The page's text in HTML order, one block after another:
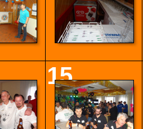
15